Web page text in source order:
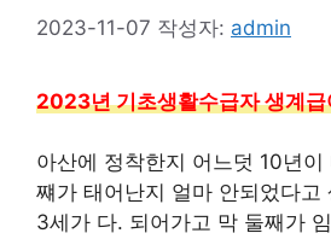
2023-11-07 작성자: admin
2023년 기초생활수급자 생계급
아산에 정착한지 어느덧 10년이
쨰가 태어난지 얼마 안되었다고
3세가 다. 되어가고 막 둘째가